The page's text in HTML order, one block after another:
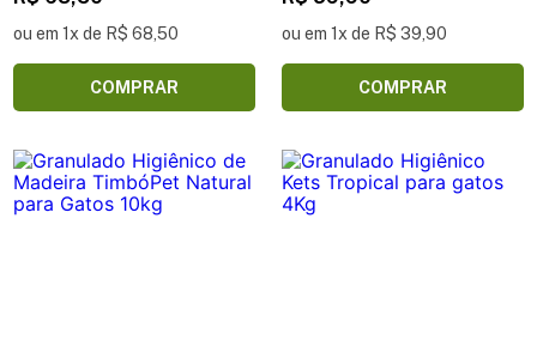
ou em 1x de R$ 68,50
COMPRAR
ou em 1x de R$ 39,90
COMPRAR